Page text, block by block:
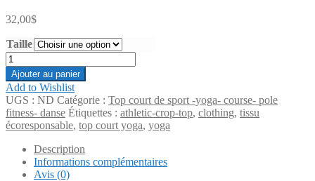
32,00$
Taille
quantité
de
Océana
Ajouter au panier
Add to Wishlist
UGS : ND Catégorie : Top court de sport -yoga- course- pole
fitness- danse Étiquettes : athletic-crop-top, clothing, tissu
écoresponsable, top court yoga, yoga
Description
Informations complémentaires
Avis (0)